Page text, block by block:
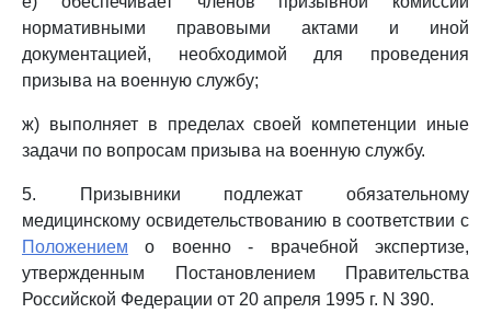
нормативными правовыми актами и иной
документацией, необходимой для проведения
призыва на военную службу;
ж) выполняет в пределах своей компетенции иные
задачи по вопросам призыва на военную службу.
5. Призывники подлежат обязательному
медицинскому освидетельствованию в соответствии с
Положением о военно - врачебной экспертизе,
утвержденным Постановлением Правительства
Российской Федерации от 20 апреля 1995 г. N 390.